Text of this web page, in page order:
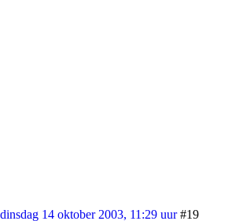
dinsdag 14 oktober 2003, 11:29 uur #19